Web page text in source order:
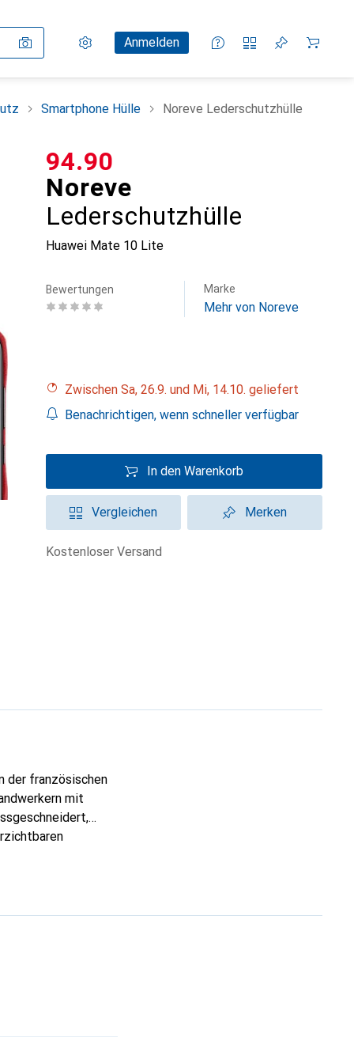
Einstellungen
KundenkontoAnmelden
Vergleichslisten
Merklisten
Warenkorb
Smartphone Hülle Noreve Lederschutzhülle
Noreve
Lederschutzhülle
Huawei Mate 10 Lite
CHF
94.90
Bewertungen Marke
Mehr von Noreve
Zwischen Sa, 26.9. und Mi, 14.10. geliefert
Benachrichtigen, wenn schneller verfügbar
In den Warenkorb
Vergleichen Merken
kostenloser Versand
der französischen
mit